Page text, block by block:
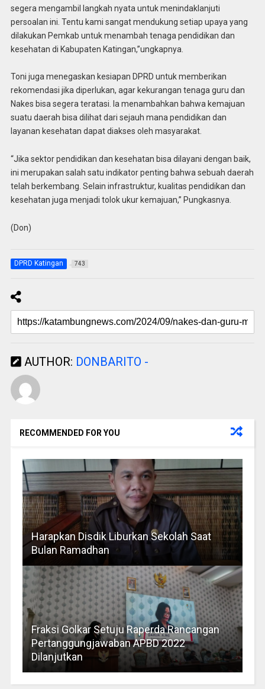
segera mengambil langkah nyata untuk menindaklanjuti
persoalan ini. Tentu kami sangat mendukung setiap upaya yang
dilakukan Pemkab untuk menambah tenaga pendidikan dan
kesehatan di Kabupaten Katingan,”ungkapnya.
Toni juga menegaskan kesiapan DPRD untuk memberikan
rekomendasi jika diperlukan, agar kekurangan tenaga guru dan
Nakes bisa segera teratasi. Ia menambahkan bahwa kemajuan
suatu daerah bisa dilihat dari sejauh mana pendidikan dan
layanan kesehatan dapat diakses oleh masyarakat.
“Jika sektor pendidikan dan kesehatan bisa dilayani dengan baik,
ini merupakan salah satu indikator penting bahwa sebuah daerah
telah berkembang. Selain infrastruktur, kualitas pendidikan dan
kesehatan juga menjadi tolok ukur kemajuan,” Pungkasnya.
(Don)
DPRD Katingan 743
AUTHOR: DONBARITO -
RECOMMENDED FOR YOU
Harapkan Disdik Liburkan Sekolah Saat
Bulan Ramadhan
Fraksi Golkar Setuju Raperda Rancangan
Pertanggungjawaban APBD 2022
Dilanjutkan